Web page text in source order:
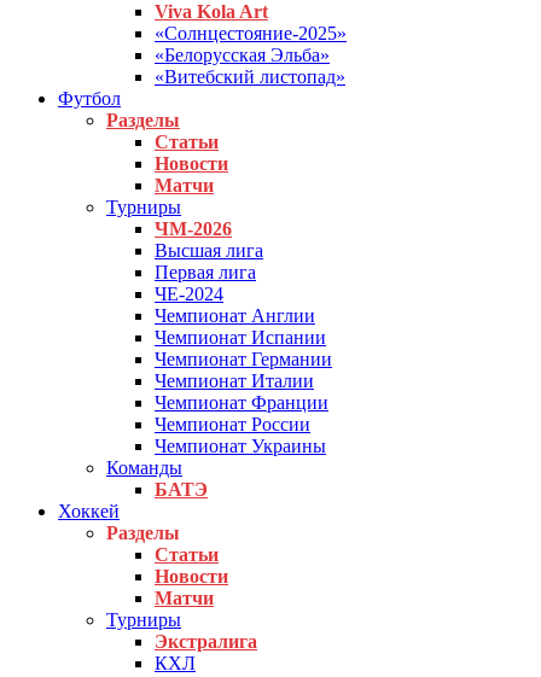
Viva Kola Art
«Солнцестояние-2025»
«Белорусская Эльба»
«Витебский листопад»
Футбол
Разделы
Статьи
Новости
Матчи
Турниры
ЧМ-2026
Высшая лига
Первая лига
ЧЕ-2024
Чемпионат Англии
Чемпионат Испании
Чемпионат Германии
Чемпионат Италии
Чемпионат Франции
Чемпионат России
Чемпионат Украины
Команды
БАТЭ
Хоккей
Разделы
Статьи
Новости
Матчи
Турниры
Экстралига
КХЛ